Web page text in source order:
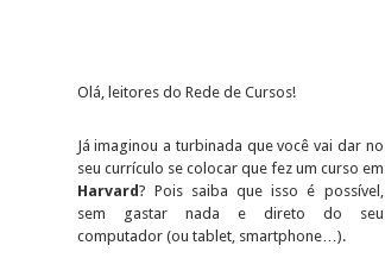
Olá, leitores do Rede de Cursos!
Já imaginou a turbinada que você vai dar no
seu currículo se colocar que fez um curso em
Harvard? Pois saiba que isso é possível,
sem gastar nada e direto do seu
computador (ou tablet, smartphone…).